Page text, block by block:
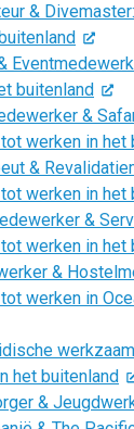
&
buitenland
&
werken in het
&
werken in het
&
werken in het
&
werken in
het buitenland
&